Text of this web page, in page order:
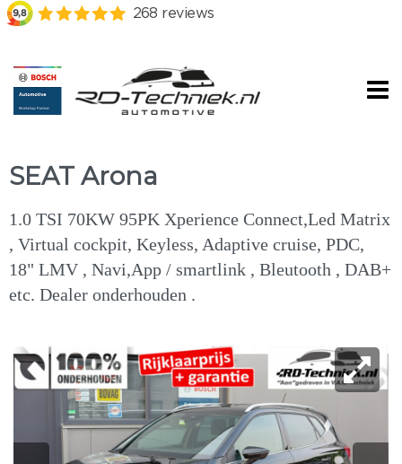
SEAT Arona
1.0 TSI 70KW 95PK Xperience Connect,Led Matrix
, Virtual cockpit, Keyless, Adaptive cruise, PDC,
18" LMV , Navi,App / smartlink , Bleutooth , DAB+
etc. Dealer onderhouden .